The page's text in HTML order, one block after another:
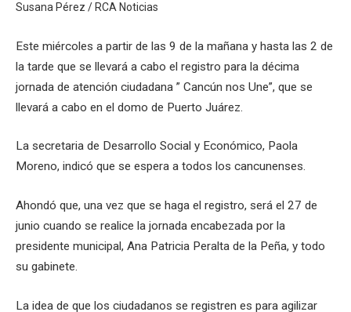
Susana Pérez / RCA Noticias
Este miércoles a partir de las 9 de la mañana y hasta las 2 de
la tarde que se llevará a cabo el registro para la décima
jornada de atención ciudadana ” Cancún nos Une”, que se
llevará a cabo en el domo de Puerto Juárez.
La secretaria de Desarrollo Social y Económico, Paola
Moreno, indicó que se espera a todos los cancunenses.
Ahondó que, una vez que se haga el registro, será el 27 de
junio cuando se realice la jornada encabezada por la
presidente municipal, Ana Patricia Peralta de la Peña, y todo
su gabinete.
La idea de que los ciudadanos se registren es para agilizar